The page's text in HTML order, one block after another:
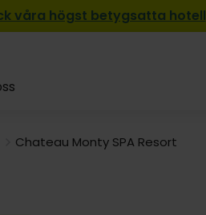
våra högst betygsatta hotell
Chateau Monty SPA Resort